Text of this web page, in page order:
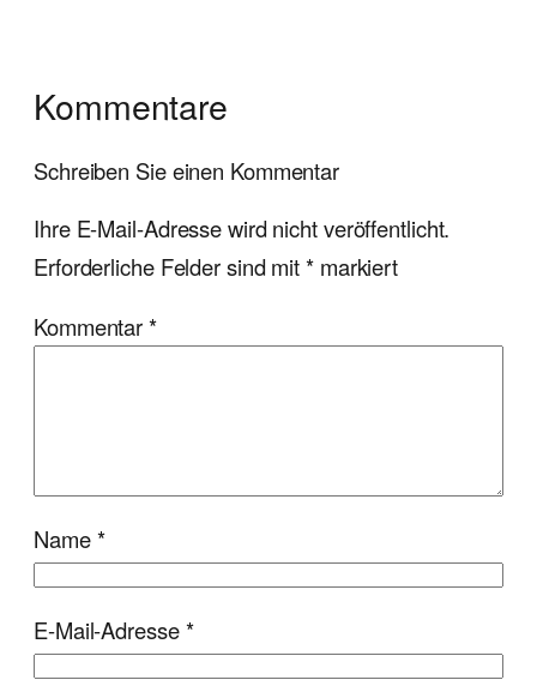
Kommentare
Schreiben Sie einen Kommentar
Ihre E-Mail-Adresse wird nicht veröffentlicht.
Erforderliche Felder sind mit*markiert
Kommentar*
Name*
E-Mail-Adresse*